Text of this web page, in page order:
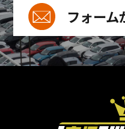
フォーム